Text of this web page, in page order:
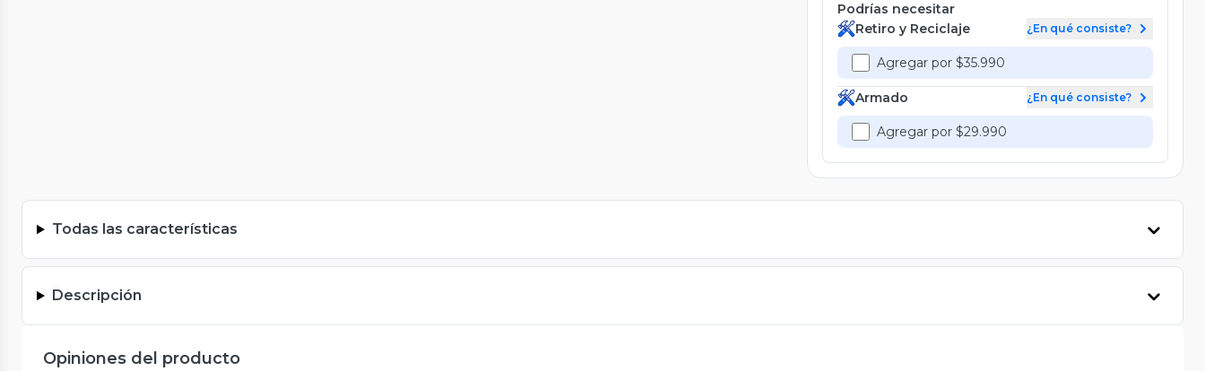
Podrías necesitar
Retiro y Reciclaje
¿En qué consiste?
Agregar por $35.990
Armado ¿En qué consiste?
Agregar por $29.990
Todas las características
Descripción
Opiniones del producto